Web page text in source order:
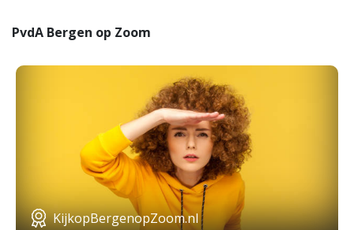
PvdA Bergen op Zoom
KijkopBergenopZoom.nl